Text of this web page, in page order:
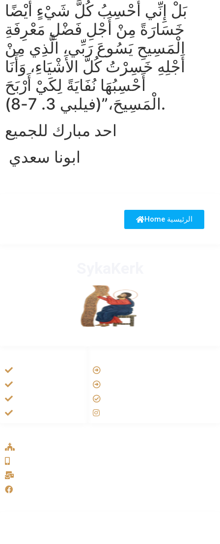
بَلْ إِنِّي أَحْسِبُ كُلَّ شَيْءٍ أَيْضًا
خَسَارَةً مِنْ أَجْلِ فَضْلِ مَعْرِفَةِ
الْمَسِيحِ يَسُوعَ رَبِّي، الَّذِي مِنْ
أَجْلِهِ خَسِرْتُ كُلَّ الأَشْيَاءِ، وَأَنَا
أَحْسِبُهَا نُفَايَةً لِكَيْ أَرْبَحَ
الْمَسِيحَ،”(فيلبي 3. 7-8).
احد مبارك للجميع
ابونا سعدي
Home الرئيسية